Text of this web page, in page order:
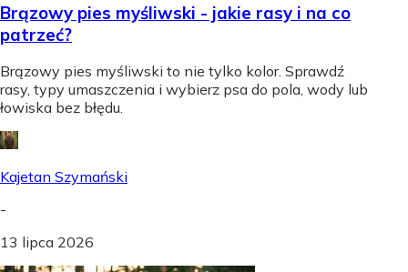
Brązowy pies myśliwski - jakie rasy i na co
patrzeć?
Brązowy pies myśliwski to nie tylko kolor. Sprawdź
rasy, typy umaszczenia i wybierz psa do pola, wody lub
łowiska bez błędu.
Kajetan Szymański
-
13 lipca 2026